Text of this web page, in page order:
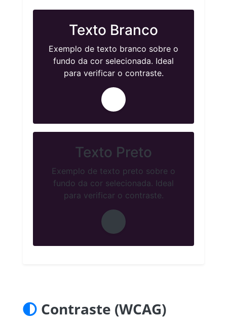
Texto Branco
Exemplo de texto branco sobre o
fundo da cor selecionada. Ideal
para verificar o contraste.
Texto Preto
Exemplo de texto preto sobre o
fundo da cor selecionada. Ideal
para verificar o contraste.
Contraste (WCAG)